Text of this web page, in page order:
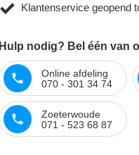
Klantenservice geopend
Hulp nodig? Bel één van
Online afdeling
070 - 301 34 74
Zoeterwoude
071 - 523 68 87